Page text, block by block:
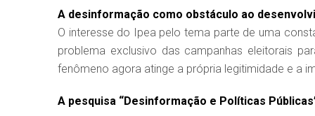
A desinformação como obstáculo ao
O interesse do Ipea pelo tema parte de uma
problema exclusivo das campanhas eleitorais
fenômeno agora atinge a própria legitimidade e a
A pesquisa “Desinformação e Políticas